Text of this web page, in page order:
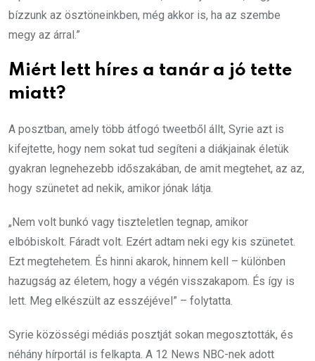
bízzunk az ösztöneinkben, még akkor is, ha az szembe
megy az árral.”
Miért lett híres a tanár a jó tette
miatt?
A posztban, amely több átfogó tweetből állt, Syrie azt is
kifejtette, hogy nem sokat tud segíteni a diákjainak életük
gyakran legnehezebb időszakában, de amit megtehet, az az,
hogy szünetet ad nekik, amikor jónak látja.
„Nem volt bunkó vagy tiszteletlen tegnap, amikor
elbóbiskolt. Fáradt volt. Ezért adtam neki egy kis szünetet.
Ezt megtehetem. És hinni akarok, hinnem kell – különben
hazugság az életem, hogy a végén visszakapom. És így is
lett. Meg elkészült az esszéjével” – folytatta.
Syrie közösségi médiás posztját sokan megosztották, és
néhány hírportál is felkapta. A 12 News NBC-nek adott